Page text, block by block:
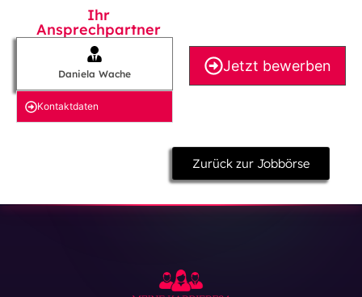
Ihr
Ansprechpartner
Daniela Wache
Kontakt­daten
Jetzt bewerben
Zurück zur Jobbörse